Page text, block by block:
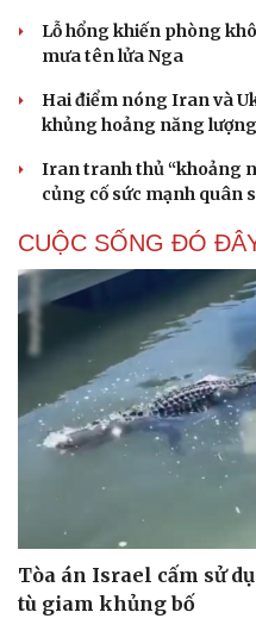
Lỗ hổng khiến phòng
mưa tên lửa Nga
Hai điểm nóng Iran và
khủng hoảng năng
Iran tranh thủ “khoảng
củng cố sức mạnh quân
CUỘC SỐNG ĐÓ
Tòa án Israel cấm sử
tù giam khủng bố